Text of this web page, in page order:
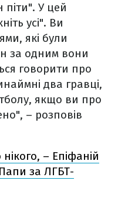
піти". У цей
усі". Ви
які були
за одним вони
говорити про
два гравці,
якщо ви про
– розповів
– Епіфаній
за ЛГБТ-